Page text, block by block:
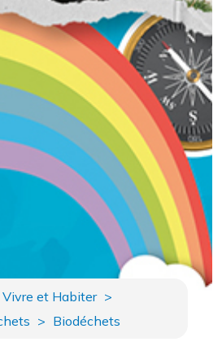
Vivre et Habiter >
> Biodéchets